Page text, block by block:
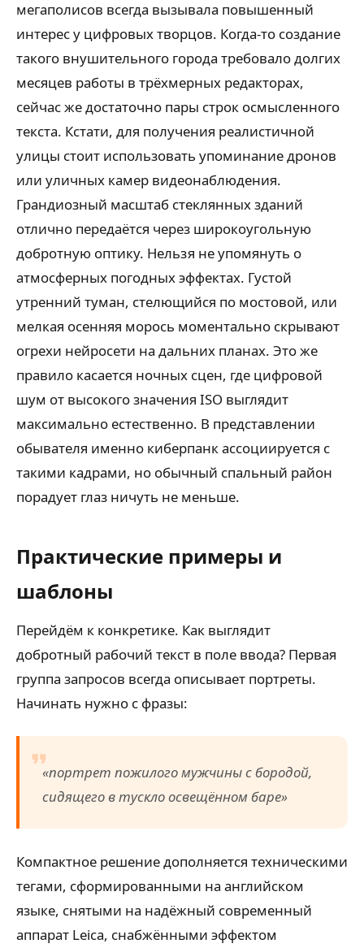
мегаполисов всегда вызывала повышенный
интерес у цифровых творцов. Когда-то создание
такого внушительного города требовало долгих
месяцев работы в трёхмерных редакторах,
сейчас же достаточно пары строк осмысленного
текста. Кстати, для получения реалистичной
улицы стоит использовать упоминание дронов
или уличных камер видеонаблюдения.
Грандиозный масштаб стеклянных зданий
отлично передаётся через широкоугольную
добротную оптику. Нельзя не упомянуть о
атмосферных погодных эффектах. Густой
утренний туман, стелющийся по мостовой, или
мелкая осенняя морось моментально скрывают
огрехи нейросети на дальних планах. Это же
правило касается ночных сцен, где цифровой
шум от высокого значения ISO выглядит
максимально естественно. В представлении
обывателя именно киберпанк ассоциируется с
такими кадрами, но обычный спальный район
порадует глаз ничуть не меньше.
Практические примеры и
шаблоны
Перейдём к конкретике. Как выглядит
добротный рабочий текст в поле ввода? Первая
группа запросов всегда описывает портреты.
Начинать нужно с фразы:
«портрет пожилого мужчины с бородой,
сидящего в тускло освещённом баре»
Компактное решение дополняется техническими
тегами, сформированными на английском
языке, снятыми на надёжный современный
аппарат Leica, снабжёнными эффектом